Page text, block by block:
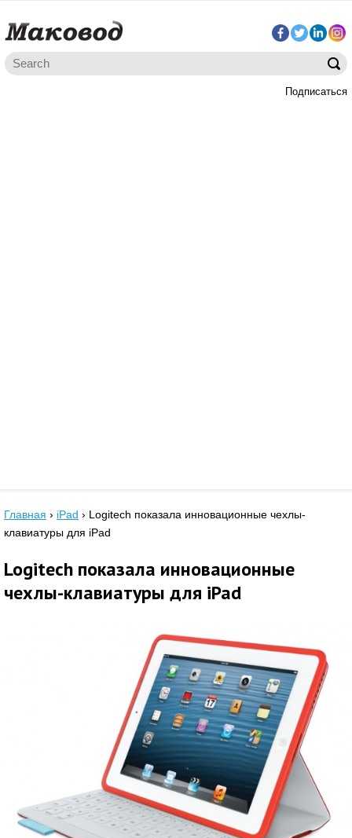
Подписаться
Главная › iPad › Logitech показала инновационные чехлы-
клавиатуры для iPad
Logitech показала инновационные
чехлы-клавиатуры для iPad